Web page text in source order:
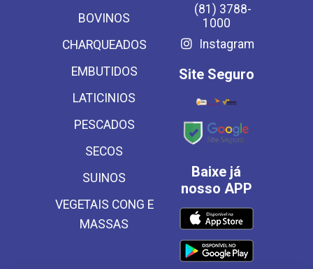
BOVINOS
CHARQUEADOS
EMBUTIDOS
LATICINIOS
PESCADOS
SECOS
SUINOS
VEGETAIS CONG E
MASSAS
(81) 3788-
1000
Instagram
Site Seguro
Baixe já
nosso APP